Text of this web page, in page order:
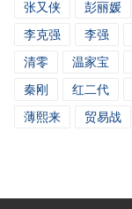
张又侠
彭丽媛
李克强
李强
清零
温家宝
秦刚
红二代
薄熙来
贸易战